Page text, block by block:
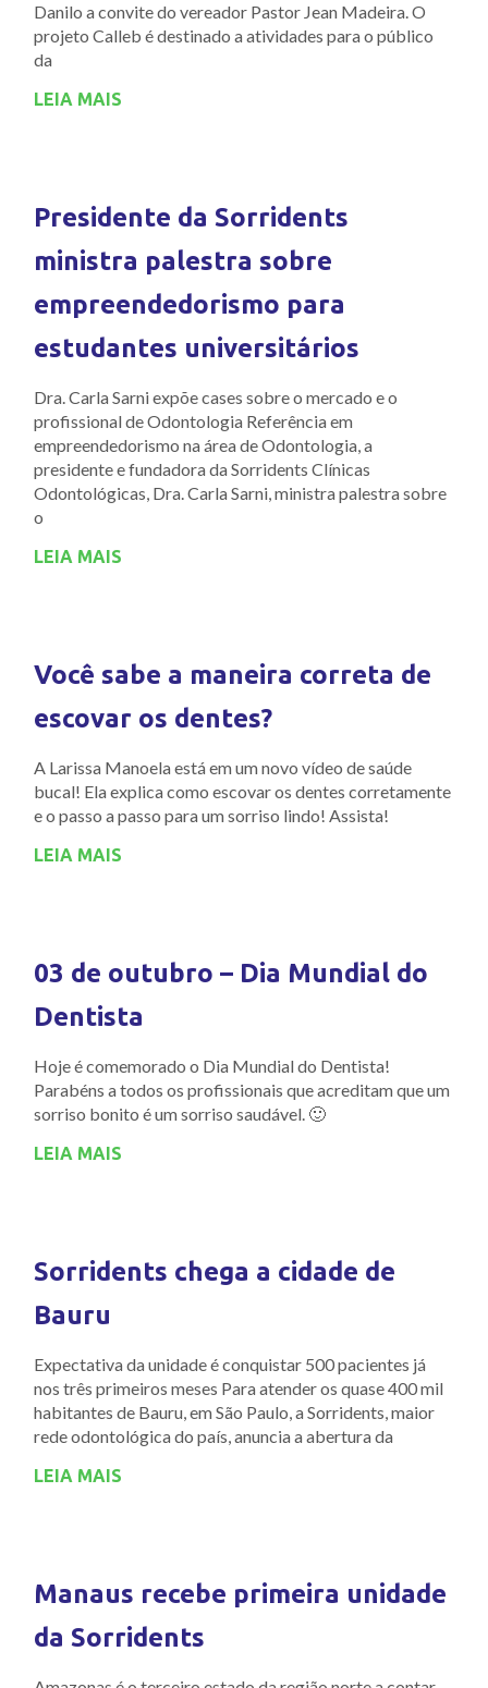
Danilo a convite do vereador Pastor Jean Madeira. O
projeto Calleb é destinado a atividades para o público
da
LEIA MAIS
Presidente da Sorridents
ministra palestra sobre
empreendedorismo para
estudantes universitários
Dra. Carla Sarni expõe cases sobre o mercado e o
profissional de Odontologia Referência em
empreendedorismo na área de Odontologia, a
presidente e fundadora da Sorridents Clínicas
Odontológicas, Dra. Carla Sarni, ministra palestra sobre
o
LEIA MAIS
Você sabe a maneira correta de
escovar os dentes?
A Larissa Manoela está em um novo vídeo de saúde
bucal! Ela explica como escovar os dentes corretamente
e o passo a passo para um sorriso lindo! Assista!
LEIA MAIS
03 de outubro – Dia Mundial do
Dentista
Hoje é comemorado o Dia Mundial do Dentista!
Parabéns a todos os profissionais que acreditam que um
sorriso bonito é um sorriso saudável. 🙂
LEIA MAIS
Sorridents chega a cidade de
Bauru
Expectativa da unidade é conquistar 500 pacientes já
nos três primeiros meses Para atender os quase 400 mil
habitantes de Bauru, em São Paulo, a Sorridents, maior
rede odontológica do país, anuncia a abertura da
LEIA MAIS
Manaus recebe primeira unidade
da Sorridents